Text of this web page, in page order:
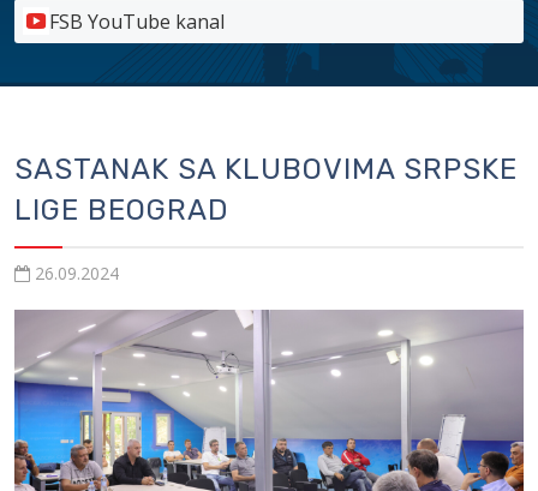
FSB YouTube kanal
SASTANAK SA KLUBOVIMA SRPSKE
LIGE BEOGRAD
26.09.2024